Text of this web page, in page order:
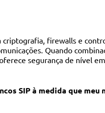
criptografia, firewalls e
Quando
segurança de nível
SIP à medida que meu